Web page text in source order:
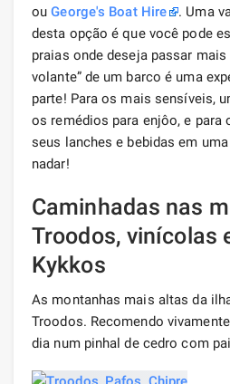
ouGeorge's Boat Hire
. Uma
desta opção é que você pode
praias onde deseja passar mais
volante” de um barco é uma
parte! Para os mais sensíveis,
os remédios para enjôo, e para
seus lanches e bebidas em
nadar!
Caminhadas nas
Troodos, vinícolas
Kykkos
As montanhas mais altas da
Troodos. Recomendo
dia num pinhal de cedro com